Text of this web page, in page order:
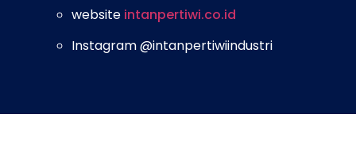
website intanpertiwi.co.id
Instagram @intanpertiwiindustri